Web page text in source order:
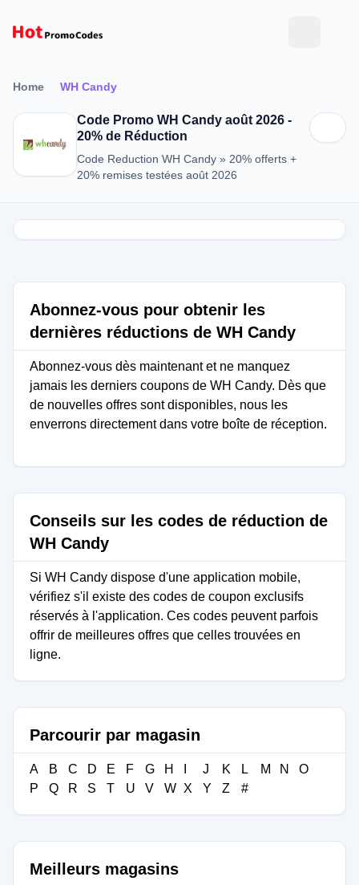
Home WH Candy
Code Promo WH Candy août 2026 -
20% de Réduction
Code Reduction WH Candy » 20% offerts +
20% remises testées août 2026
Abonnez-vous pour obtenir les
dernières réductions de WH Candy
Abonnez-vous dès maintenant et ne manquez
jamais les derniers coupons de WH Candy. Dès que
de nouvelles offres sont disponibles, nous les
enverrons directement dans votre boîte de réception.
Conseils sur les codes de réduction de
WH Candy
Si WH Candy dispose d'une application mobile,
vérifiez s'il existe des codes de coupon exclusifs
réservés à l'application. Ces codes peuvent parfois
offrir de meilleures offres que celles trouvées en
ligne.
Parcourir par magasin
A B C D E F G H J K L M N
O
P
Q R S T U V W X Y Z #
Meilleurs magasins